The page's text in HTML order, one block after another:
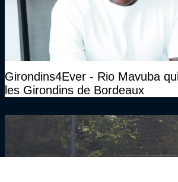
Girondins4Ever - Rio Mavuba
les Girondins de Bordeaux